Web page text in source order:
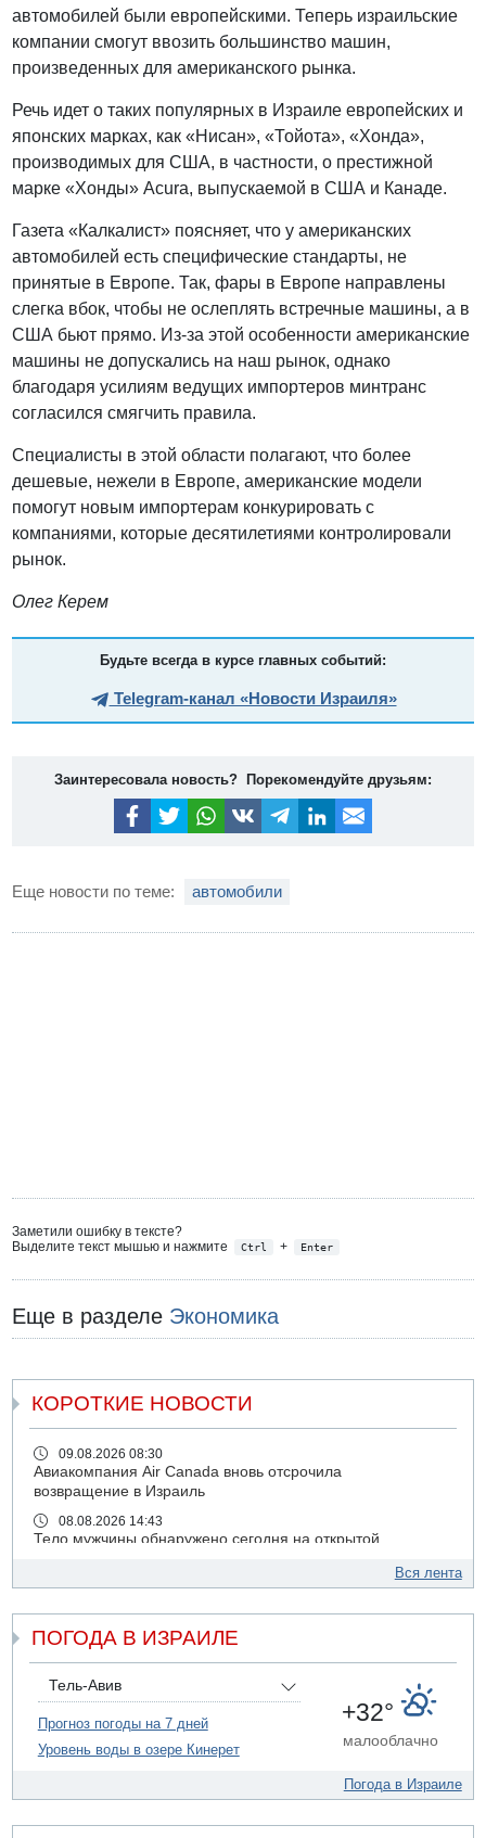
автомобилей были европейскими. Теперь израильские
компании смогут ввозить большинство машин,
произведенных для американского рынка.
Речь идет о таких популярных в Израиле европейских и
японских марках, как «Нисан», «Тойота», «Хонда»,
производимых для США, в частности, о престижной
марке «Хонды» Acura, выпускаемой в США и Канаде.
Газета «Калкалист» поясняет, что у американских
автомобилей есть специфические стандарты, не
принятые в Европе. Так, фары в Европе направлены
слегка вбок, чтобы не ослеплять встречные машины, а в
США бьют прямо. Из-за этой особенности американские
машины не допускались на наш рынок, однако
благодаря усилиям ведущих импортеров минтранс
согласился смягчить правила.
Специалисты в этой области полагают, что более
дешевые, нежели в Европе, американские модели
помогут новым импортерам конкурировать с
компаниями, которые десятилетиями контролировали
рынок.
Олег Керем
Будьте всегда в курсе главных событий:
Telegram-канал «Новости Израиля»
Заинтересовала новость? Порекомендуйте друзьям:
Еще новости по теме: автомобили
Заметили ошибку в тексте?
Выделите текст мышью и нажмите
Ctrl + Enter
Еще в разделе Экономика
КОРОТКИЕ НОВОСТИ
09.08.2026 08:30
Авиакомпания Air Canada вновь отсрочила
возвращение в Израиль
08.08.2026 14:43
Тело мужчины обнаружено сегодня на открытой
08.08.2026 11:02
07.08.2026 20:41
Ynet: "Хизбалла" запустила БПЛА со взрывчаткой по
силам ЦАХАЛ
ДТП в Ашдоде: тяжело ранены двое маленьких детей
Вся лента
ПОГОДА В ИЗРАИЛЕ
Тель-Авив
Прогноз погоды на 7 дней
Уровень воды в озере Кинерет
+32°
малооблачно
Погода в Израиле